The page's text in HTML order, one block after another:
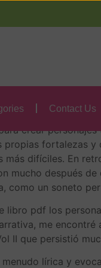
Contact Us
Home Menu
crear
propias fortalezas
más difíciles. En
mucho después
como un soneto
libro pdf los
me
II que persistió
lírica y